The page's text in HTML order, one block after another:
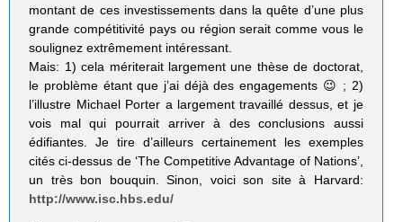
montant de ces investissements dans la quête d’une plus
grande compétitivité pays ou région serait comme vous le
soulignez extrêmement intéressant.
Mais: 1) cela mériterait largement une thèse de doctorat,
le problème étant que j’ai déjà des engagements 😉 ; 2)
l’illustre Michael Porter a largement travaillé dessus, et je
vois mal qui pourrait arriver à des conclusions aussi
édifiantes. Je tire d’ailleurs certainement les exemples
cités ci-dessus de ‘The Competitive Advantage of Nations’,
un très bon bouquin. Sinon, voici son site à Harvard:
http://www.isc.hbs.edu/